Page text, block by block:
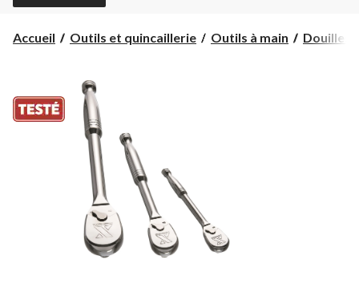
Accueil Outils et quincaillerie Outils à main Douilles